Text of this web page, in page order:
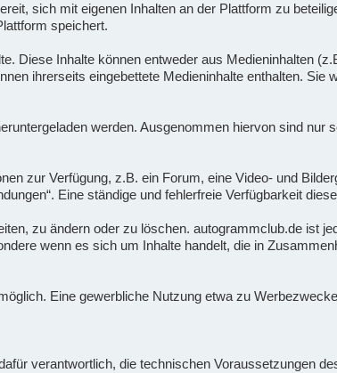
sich mit eigenen Inhalten an der Plattform zu
speichert.
Diese Inhalte können entweder aus Medieninhalten
ihrerseits eingebettete Medieninhalte enthalten. Sie
werden. Ausgenommen hiervon sind nur
zur Verfügung, z.B. ein Forum, eine Video- und
Eine ständige und fehlerfreie Verfügbarkeit
zu ändern oder zu löschen. autogrammclub.de ist
wenn es sich um Inhalte handelt, die in
Eine gewerbliche Nutzung etwa zu
verantwortlich, die technischen Voraussetzungen